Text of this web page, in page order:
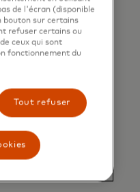
sont ni
paiement
Les
ainsi
les
pas
un appareil
de l'écran (disponible
bouton sur certains
refuser certains ou
ceux qui sont
fonctionnement du
Tout refuser